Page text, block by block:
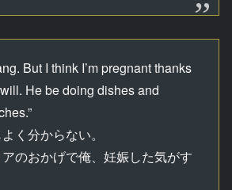
But I think I’m pregnant thanks
He be doing dishes and
く分からない。
のおかげで俺、妊娠した気がす